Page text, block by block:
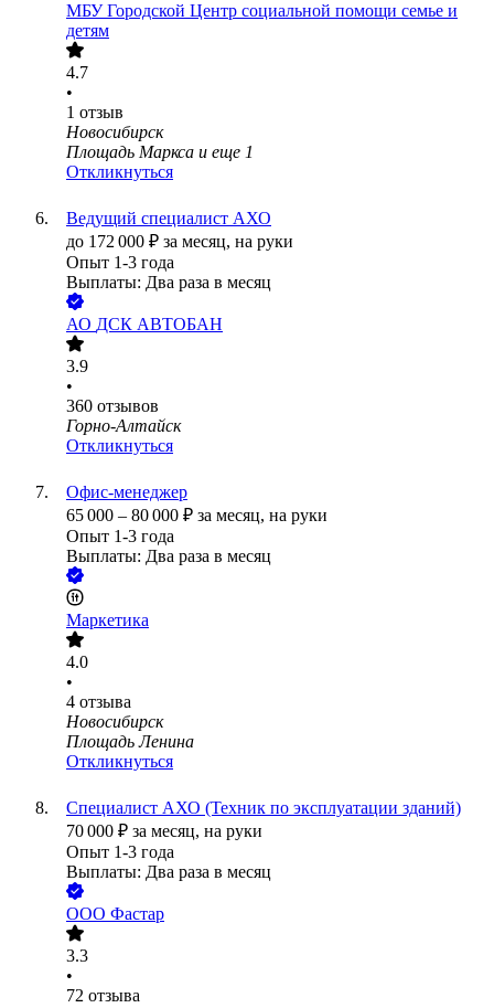
МБУ Городской Центр социальной помощи семье и
детям
4.7
•
1 отзыв
Новосибирск
Площадь Маркса и еще 1
Откликнуться
Ведущий специалист АХО
до 172 000 ₽ за месяц, на руки
Опыт 1-3 года
Выплаты: Два раза в месяц
АО ДСК АВТОБАН
3.9
•
360 отзывов
Горно-Алтайск
Откликнуться
Офис-менеджер
65 000 – 80 000 ₽ за месяц, на руки
Опыт 1-3 года
Выплаты: Два раза в месяц
Маркетика
4.0
•
4 отзыва
Новосибирск
Площадь Ленина
Откликнуться
Специалист АХО (Техник по эксплуатации зданий)
70 000 ₽ за месяц, на руки
Опыт 1-3 года
Выплаты: Два раза в месяц
ООО Фастар
3.3
•
72 отзыва